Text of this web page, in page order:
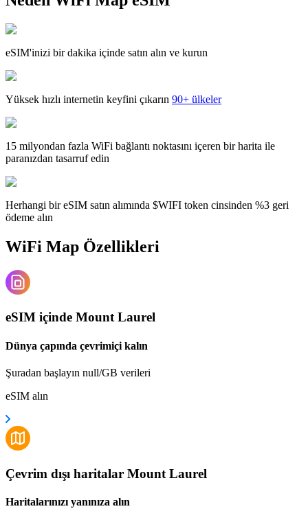
eSIM'inizi bir dakika içinde satın alın ve kurun
Yüksek hızlı internetin keyfini çıkarın 90+ ülkeler
15 milyondan fazla WiFi bağlantı noktasını içeren bir harita ile
paranızdan tasarruf edin
Herhangi bir eSIM satın alımında $WIFI token cinsinden %3 geri
ödeme alın
WiFi Map Özellikleri
eSIM içinde Mount Laurel
Dünya çapında çevrimiçi kalın
Şuradan başlayın null/GB verileri
eSIM alın
Çevrim dışı haritalar Mount Laurel
Haritalarınızı yanınıza alın